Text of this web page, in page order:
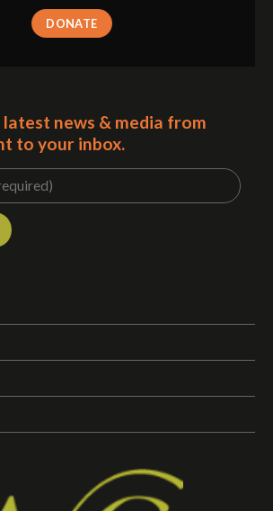
DONATE
latest news & media from
to your inbox.